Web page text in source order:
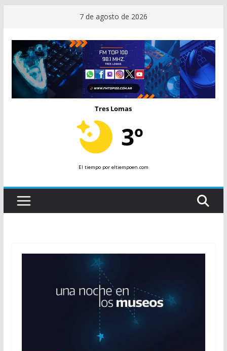
contenido
7 de agosto de 2026
Tres Lomas
3º
El tiempopor eltiempoen.com